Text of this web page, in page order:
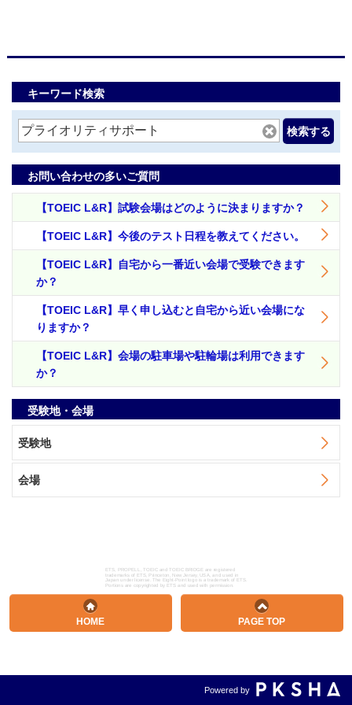
キーワード検索
検索する
お問い合わせの多いご質問
【TOEIC L&R】試験会場はどのように決まりますか？
【TOEIC L&R】今後のテスト日程を教えてください。
【TOEIC L&R】自宅から一番近い会場で受験できます
か？
【TOEIC L&R】早く申し込むと自宅から近い会場にな
りますか？
【TOEIC L&R】会場の駐車場や駐輪場は利用できます
か？
受験地・会場
受験地
会場
ETS, PROPELL, TOEIC and TOEIC BRIDGE are registered
trademarks of ETS, Princeton, New Jersey, USA, and used in
Japan under license. The Eight-Point logo is a trademark of ETS.
Portions are copyrighted by ETS and used with permission.
Powered by
HOME PAGE TOP